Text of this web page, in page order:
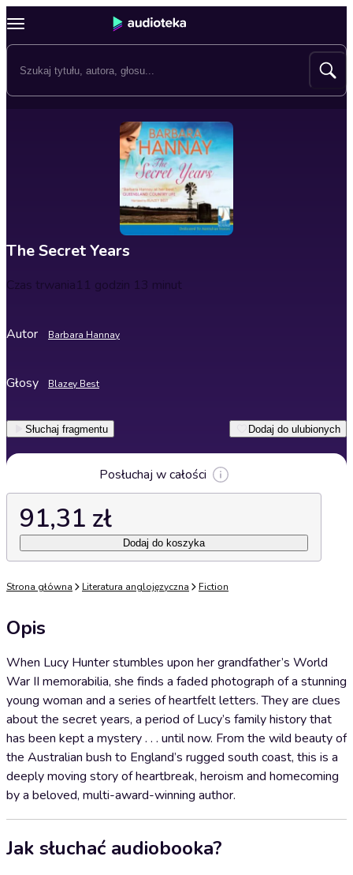
The Secret Years
Czas trwania11 godzin 13 minut
Autor Barbara Hannay
Głosy Blazey Best
Słuchaj fragmentu Dodaj do ulubionych
Posłuchaj w całości
91,31 zł
Dodaj do koszyka
Strona główna Literatura anglojęzyczna Fiction
Opis
When Lucy Hunter stumbles upon her grandfather’s World
War II memorabilia, she finds a faded photograph of a stunning
young woman and a series of heartfelt letters. They are clues
about the secret years, a period of Lucy’s family history that
has been kept a mystery . . . until now. From the wild beauty of
the Australian bush to England’s rugged south coast, this is a
deeply moving story of heartbreak, heroism and homecoming
by a beloved, multi-award-winning author.
Jak słuchać audiobooka?